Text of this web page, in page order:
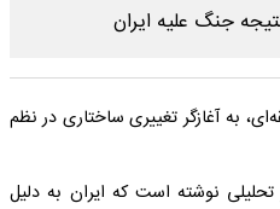
به آغازگر تغییری ساختاری در نظم
تحلیلی نوشته است که ایران به دلیل